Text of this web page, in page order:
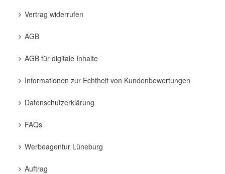
Vertrag widerrufen
AGB
AGB für digitale Inhalte
Informationen zur Echtheit von Kundenbewertungen
Datenschutzerklärung
FAQs
Werbeagentur Lüneburg
Auftrag